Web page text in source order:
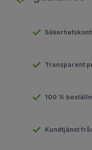
Transparent
100 %
Kundtjänst